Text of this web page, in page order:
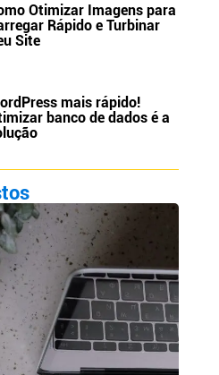
Otimizar Imagens para
Rápido e Turbinar
Site
mais rápido!
banco de dados é a